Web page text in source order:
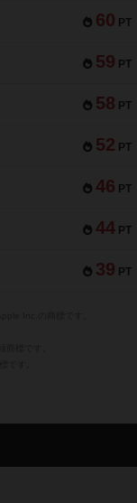
60 PT
59 PT
58 PT
52 PT
46 PT
44 PT
39 PT